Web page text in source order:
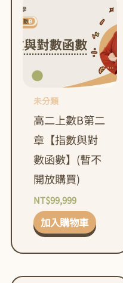
未分類
高二上數B第二
章【指數與對
數函數】(暫不
開放購買)
NT$99,999
加入購物車